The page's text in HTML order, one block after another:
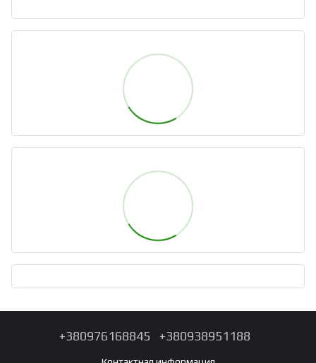
+380976168845 +380938951188